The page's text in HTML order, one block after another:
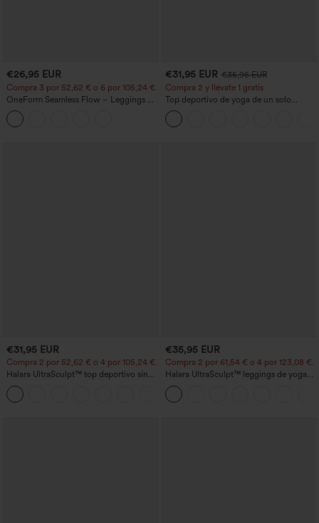
€26,95 EUR
Compra 3 por 52,62 € o 6 por 105,24 €.
OneForm Seamless Flow – Leggings de
yoga sin costuras, tiro medio, control de
abdomen y realce de glúteos
€31,95 EUR €35,95 EUR
Compra 2 y llévate 1 gratis
Top deportivo de yoga de un solo
hombro, manga larga con agujero para
el pulgar, dobladillo curvo estilo high-
low (frente más corto, espalda más
€31,95 EUR
Compra 2 por 52,62 € o 4 por 105,24 €.
Halara UltraSculpt™ top deportivo sin
mangas con escote redondo y bajo
curvo
€35,95 EUR
Compra 2 por 61,54 € o 4 por 123,08 €.
Halara UltraSculpt™ leggings de yoga
bootcut de talle alto con control
abdominal, efecto moldeador y bolsillos